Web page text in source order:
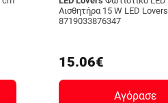
Αισθητήρα 15 W LED Lovers
8719033876347
15.06€
Αγόρασε